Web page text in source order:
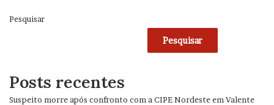
Pesquisar
Pesquisar
Posts recentes
Suspeito morre após confronto com a CIPE Nordeste em Valente